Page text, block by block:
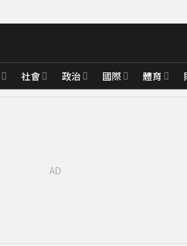
社會 政治 國際 體育